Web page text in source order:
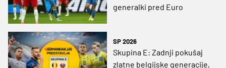
generalki pred Euro
SP 2026
Skupina E: Zadnji pokušaj
zlatne belgijske generacije,